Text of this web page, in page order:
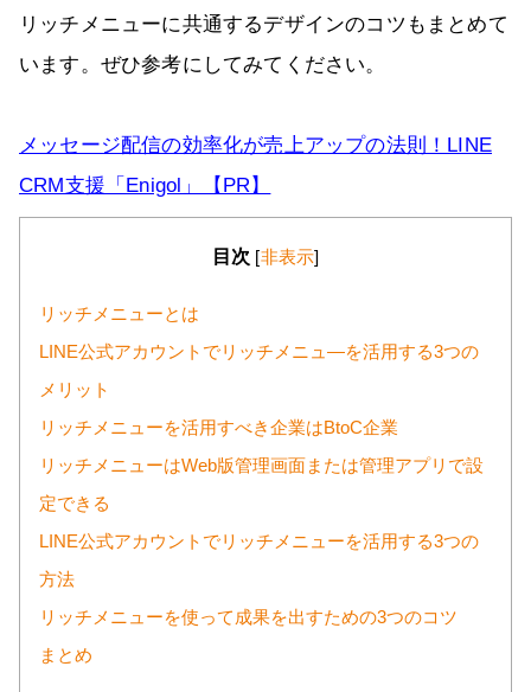
リッチメニューに共通するデザインのコツもまとめて
います。ぜひ参考にしてみてください。
メッセージ配信の効率化が売上アップの法則！LINE
CRM支援「Enigol」【PR】
目次 [非表示]
リッチメニューとは
LINE公式アカウントでリッチメニュ―を活用する3つの
メリット
リッチメニューを活用すべき企業はBtoC企業
リッチメニューはWeb版管理画面または管理アプリで設
定できる
LINE公式アカウントでリッチメニューを活用する3つの
方法
リッチメニューを使って成果を出すための3つのコツ
まとめ